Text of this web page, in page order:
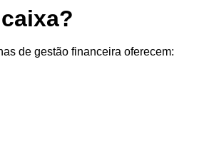
de gestão financeira oferecem: